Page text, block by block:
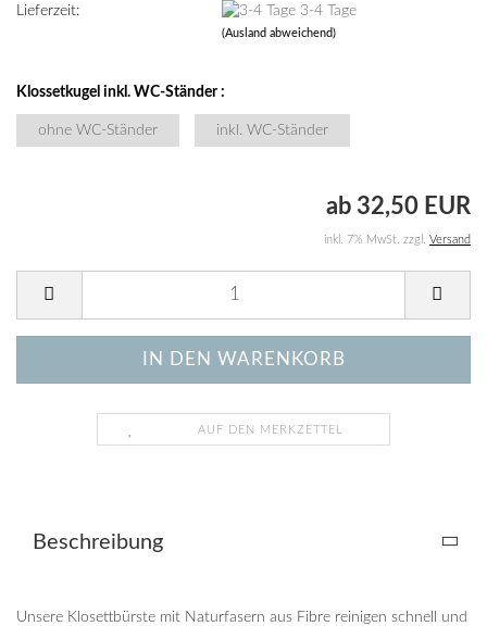
Lieferzeit: 3-4 Tage
(Ausland abweichend)
Klossetkugel inkl. WC-Ständer :
ohne WC-Ständer inkl. WC-Ständer
ab 32,50 EUR
inkl. 7% MwSt. zzgl. Versand
AUF DEN MERKZETTEL
Beschreibung
Unsere Klosettbürste mit Naturfasern aus Fibre reinigen schnell und